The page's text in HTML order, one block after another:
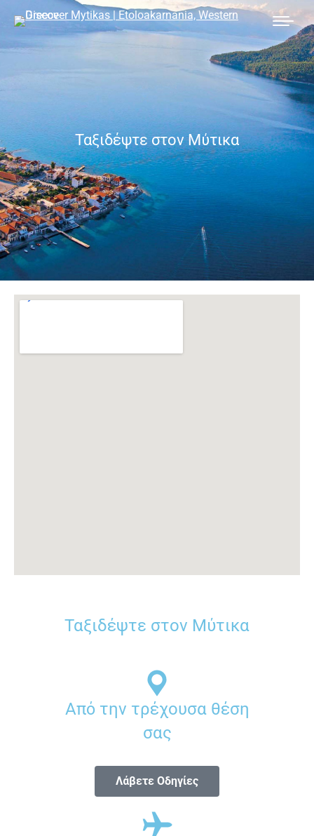
Ταξιδέψτε στον Μύτικα
You are here:
Ταξιδέψτε στον Μύτικα
Από την τρέχουσα θέση
σας
Λάβετε Οδηγίες